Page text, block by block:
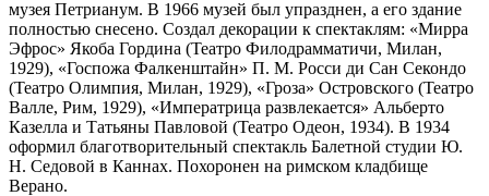
музея Петрианум. В 1966 музей был упразднен, а его здание
полностью снесено. Создал декорации к спектаклям: «Мирра
Эфрос» Якоба Гордина (Театро Филодрамматичи, Милан,
1929), «Госпожа Фалкенштайн» П. М. Росси ди Сан Секондо
(Театро Олимпия, Милан, 1929), «Гроза» Островского (Театро
Валле, Рим, 1929), «Императрица развлекается» Альберто
Казелла и Татьяны Павловой (Театро Одеон, 1934). В 1934
оформил благотворительный спектакль Балетной студии Ю.
Н. Седовой в Каннах. Похоронен на римском кладбище
Верано.